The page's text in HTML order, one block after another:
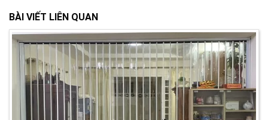
BÀI VIẾT LIÊN QUAN